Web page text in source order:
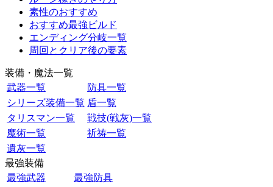
素性のおすすめ
おすすめ最強ビルド
エンディング分岐一覧
周回とクリア後の要素
装備・魔法一覧
武器一覧
防具一覧
シリーズ装備一覧 盾一覧
タリスマン一覧
戦技(戦灰)一覧
魔術一覧
祈祷一覧
遺灰一覧
最強装備
最強武器
最強防具